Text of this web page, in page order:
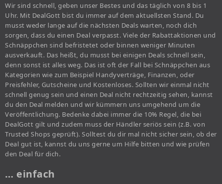
Wir sind schnell, geben unser Bestes und das täglich von 8 bis 1
Uhr. Mit DealGott bist du immer auf dem aktuellsten Stand. Du
musst weder lange auf die nächsten Deals warten, noch dich
sorgen, dass du einen Deal verpasst. Viele der Rabattaktionen und
Schnäppchen sind befristetet oder binnen weniger Minuten
ausverkauft. Das heißt, du musst bei einigen Deals schnell sein,
denn sonst ist alles weg. Das ist oft der Fall bei Schnäppchen aus
Kategorien wie zum Beispiel Handyverträge, Finanzen, oder
Preisfehler, Gutscheine und Kostenloses. Sollten wir einmal nicht
schnell genug sein und einen Deal nicht rechtzeitig sehen, kannst
du den Deal melden und wir kümmern uns umgehend um die
Veröffentlichung. Bedenke dabei immer die 10% Regel, die bei
DealGott gilt und zudem muss der Händler seriös sein (z.B. von
Trusted Shops geprüft). Solltest du dir mal nicht sicher sein, ob der
Deal gut ist, kannst du uns gerne um Hilfe bitten und wie prüfen
den Deal für dich.
… einfach